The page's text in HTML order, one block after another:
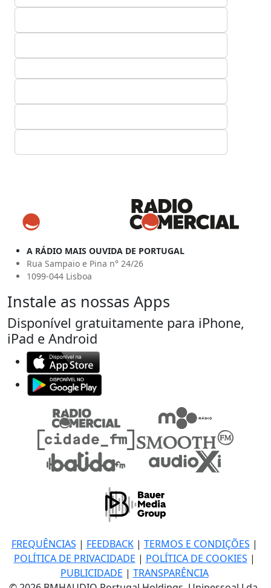
A RÁDIO MAIS OUVIDA DE PORTUGAL
Rua Sampaio e Pina n° 24/26
1099-044 Lisboa
Instale as nossas Apps
Disponível gratuitamente para iPhone,
iPad e Android
FREQUÊNCIAS | FEEDBACK| TERMOS E CONDIÇÕES |
POLÍTICA DE PRIVACIDADE | POLÍTICA DE COOKIES |
PUBLICIDADE | TRANSPARÊNCIA